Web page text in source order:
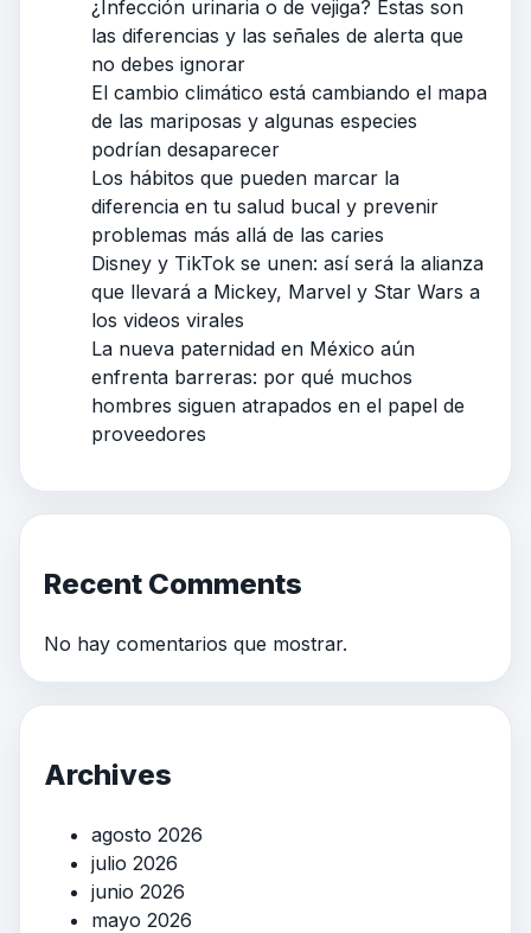
¿Infección urinaria o de vejiga? Estas son
las diferencias y las señales de alerta que
no debes ignorar
El cambio climático está cambiando el mapa
de las mariposas y algunas especies
podrían desaparecer
Los hábitos que pueden marcar la
diferencia en tu salud bucal y prevenir
problemas más allá de las caries
Disney y TikTok se unen: así será la alianza
que llevará a Mickey, Marvel y Star Wars a
los videos virales
La nueva paternidad en México aún
enfrenta barreras: por qué muchos
hombres siguen atrapados en el papel de
proveedores
Recent Comments
No hay comentarios que mostrar.
Archives
agosto 2026
julio 2026
junio 2026
mayo 2026